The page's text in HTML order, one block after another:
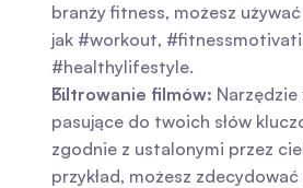
branży fitness, możesz
jak #workout,
#healthylifestyle.
Filtrowanie filmów: Narzędzie
pasujące do twoich słów
zgodnie z ustalonymi przez
przykład, możesz